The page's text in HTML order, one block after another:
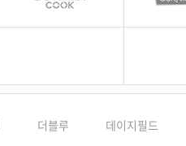
더블루 데이지필드